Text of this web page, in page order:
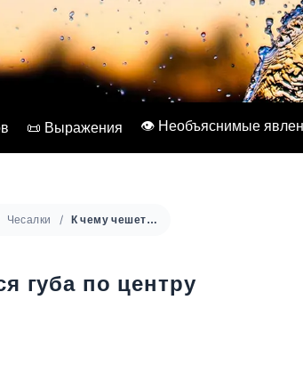
📜 Выражения 👁️ Необъяснимые
Чесалки К чему чешется губа по центру
губа по центру